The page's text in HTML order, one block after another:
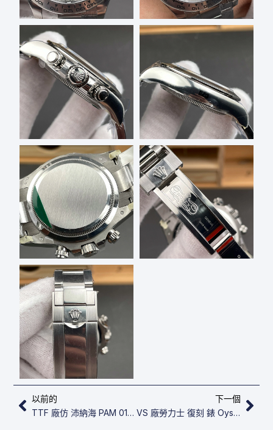
上一頁
以前的
TTF 廠仿 沛納海 PAM 01359 Luminor Marina
下一個
VS 廠勞力士 復刻 錶 Oyster Perpetual 41 124300
下